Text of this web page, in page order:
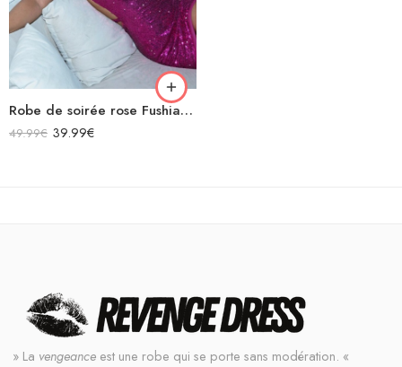
Robe de soirée rose Fushia sexy à paillettes bretelles spaghettis argentée dos nu avec découpe
49.99€ 39.99€
» La vengeance est une robe qui se porte sans modération. «